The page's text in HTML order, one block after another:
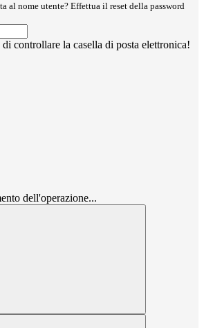
al nome utente? Effettua il reset della password
controllare la casella di posta elettronica!
dell'operazione...